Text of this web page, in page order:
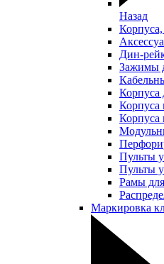
Назад
Дин-
Зажимы
Корпуса
Корпуса
Корпуса
Пульты
Пульты
Рамы
Маркировка